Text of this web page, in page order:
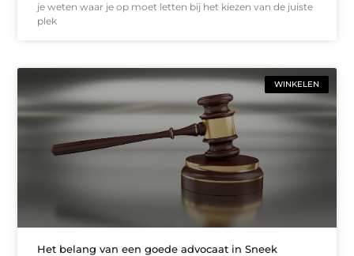
je weten waar je op moet letten bij het kiezen van de juiste
plek
WINKELEN
Het belang van een goede advocaat in Sneek